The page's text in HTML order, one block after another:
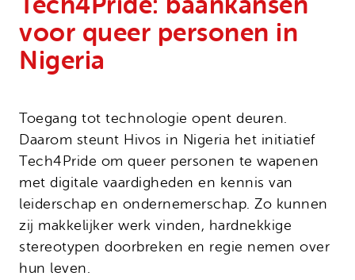
voor queer personen in
Nigeria
Toegang tot technologie opent deuren.
Daarom steunt Hivos in Nigeria het initiatief
Tech4Pride om queer personen te wapenen
met digitale vaardigheden en kennis van
leiderschap en ondernemerschap. Zo kunnen
zij makkelijker werk vinden, hardnekkige
stereotypen doorbreken en regie nemen over
hun leven.
Noodfonds voor activisten
Onze successen
Jaarverslag
Veelgestelde vragen